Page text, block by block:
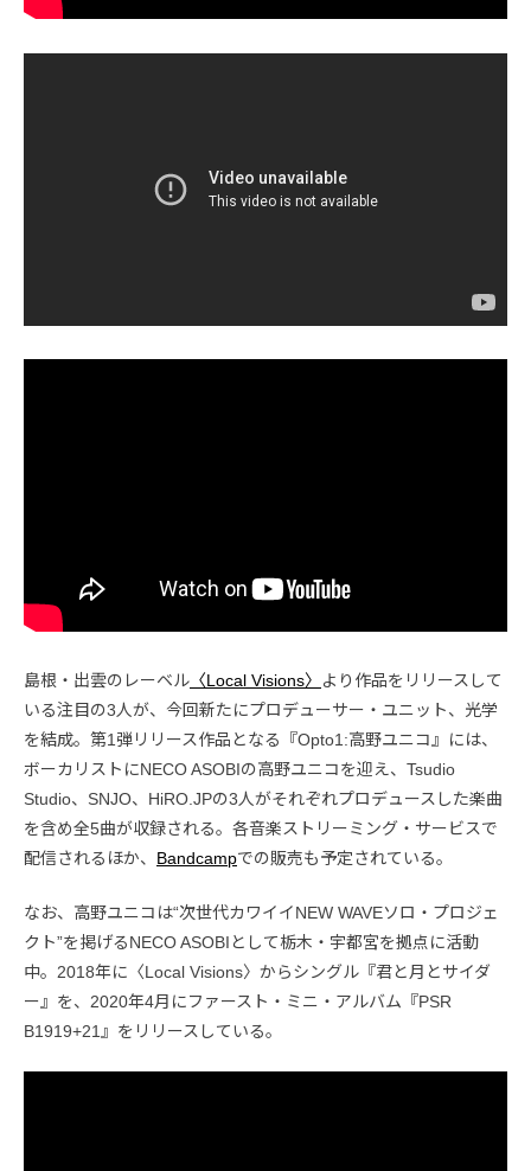
島根・出雲のレーベル 〈Local Visions〉
より作品をリリースして
いる注目の3人が、今回新たにプロデューサー・ユニット、光学
を結成。第1弾リリース作品となる『Opto1:高野ユニコ』には、
ボーカリストにNECO ASOBIの高野ユニコを迎え、Tsudio
Studio、SNJO、HiRO.JPの3人がそれぞれプロデュースした楽曲
を含め全5曲が収録される。各音楽ストリーミング・サービスで
配信されるほか、 Bandcampでの販売も予定されている。
なお、高野ユニコは“次世代カワイイNEW WAVEソロ・プロジェ
クト”を掲げるNECO ASOBIとして栃木・宇都宮を拠点に活動
中。2018年に〈Local Visions〉からシングル『君と月とサイダ
ー』を、2020年4月にファースト・ミニ・アルバム『PSR
B1919+21』をリリースしている。